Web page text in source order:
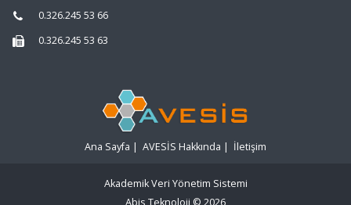
0.326.245 53 66
0.326.245 53 63
Ana Sayfa | AVESİS Hakkında | İletişim
Akademik Veri Yönetim Sistemi
Abis Teknoloji © 2026